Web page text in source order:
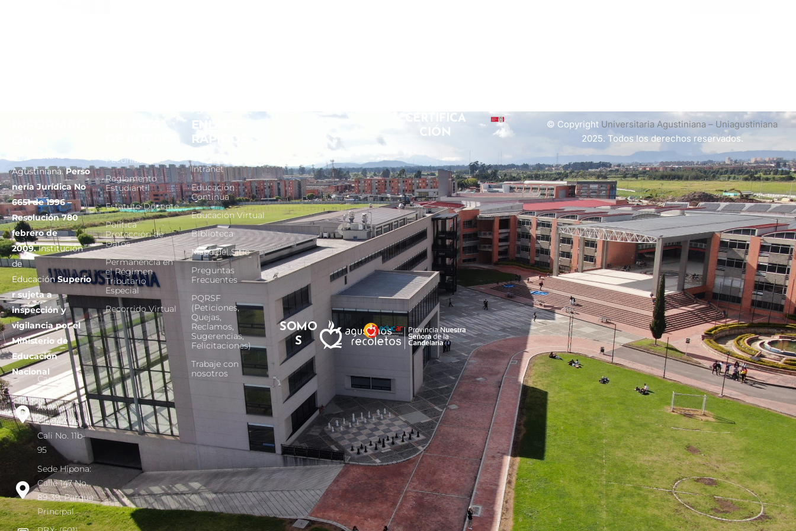
Universitaria
Agustiniana.Perso
nería Jurídica No
6651 de 1996 –
Resolución 780
febrero de
2009.Institución
de
EducaciónSuperio
r sujeta a
inspección y
vigilancia por el
Ministerio de
Educación
Nacional
Campus
Tagaste:
Avenida
Ciudad de
Cali No. 11b-
95
Sede Hipona:
Calle 147 No.
89-39, Parque
Principal
Pecuniarios
Reglamento
Estudiantil
Estatuto Docente
Política
Protección de
Datos
Permanencia en
el Régimen
Tributario
Especial
Recorrido Virtual
ENLACES
RÁPIDOS
SIGA
Intranet
Educación
Continua
Educación Virtual
Biblioteca
Mapa del Sitio
Preguntas
Frecuentes
PQRSF
(Peticiones,
Quejas,
Reclamos,
Sugerencias,
Felicitaciones)
Trabaje con
nosotros
SOMO
S
CERTIFICA
CIÓN
© Copyright Universitaria Agustiniana – Uniagustiniana
2025. Todos los derechos reservados.